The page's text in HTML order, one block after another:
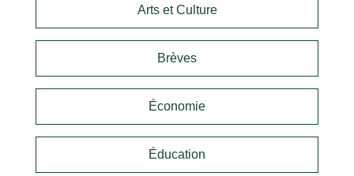
Arts et Culture
Brèves
Économie
Éducation